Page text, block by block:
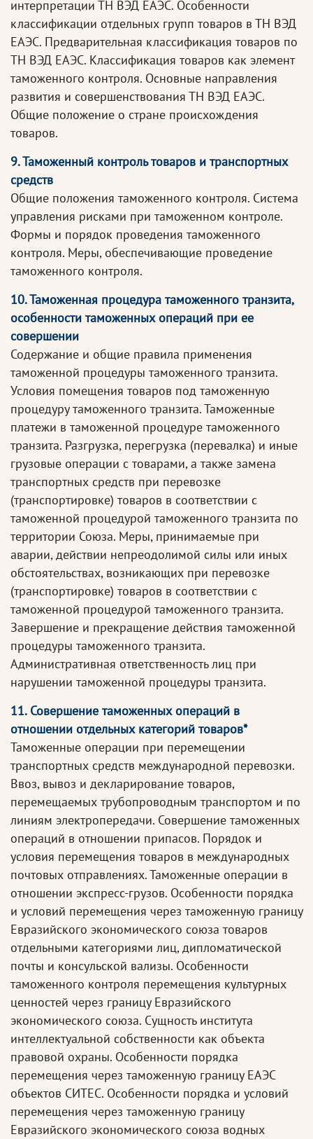
интерпретации ТН ВЭД ЕАЭС. Особенности
классификации отдельных групп товаров в ТН ВЭД
ЕАЭС. Предварительная классификация товаров по
ТН ВЭД ЕАЭС. Классификация товаров как элемент
таможенного контроля. Основные направления
развития и совершенствования ТН ВЭД ЕАЭС.
Общие положение о стране происхождения
товаров.
9. Таможенный контроль товаров и транспортных
средств
Общие положения таможенного контроля. Система
управления рисками при таможенном контроле.
Формы и порядок проведения таможенного
контроля. Меры, обеспечивающие проведение
таможенного контроля.
10. Таможенная процедура таможенного транзита,
особенности таможенных операций при ее
совершении
Содержание и общие правила применения
таможенной процедуры таможенного транзита.
Условия помещения товаров под таможенную
процедуру таможенного транзита. Таможенные
платежи в таможенной процедуре таможенного
транзита. Разгрузка, перегрузка (перевалка) и иные
грузовые операции с товарами, а также замена
транспортных средств при перевозке
(транспортировке) товаров в соответствии с
таможенной процедурой таможенного транзита по
территории Союза. Меры, принимаемые при
аварии, действии непреодолимой силы или иных
обстоятельствах, возникающих при перевозке
(транспортировке) товаров в соответствии с
таможенной процедурой таможенного транзита.
Завершение и прекращение действия таможенной
процедуры таможенного транзита.
Административная ответственность лиц при
нарушении таможенной процедуры транзита.
11. Совершение таможенных операций в
отношении отдельных категорий товаров*
Таможенные операции при перемещении
транспортных средств международной перевозки.
Ввоз, вывоз и декларирование товаров,
перемещаемых трубопроводным транспортом и по
линиям электропередачи. Совершение таможенных
операций в отношении припасов. Порядок и
условия перемещения товаров в международных
почтовых отправлениях. Таможенные операции в
отношении экспресс-грузов. Особенности порядка
и условий перемещения через таможенную границу
Евразийского экономического союза товаров
отдельными категориями лиц, дипломатической
почты и консульской вализы. Особенности
таможенного контроля перемещения культурных
ценностей через границу Евразийского
экономического союза. Сущность института
интеллектуальной собственности как объекта
правовой охраны. Особенности порядка
перемещения через таможенную границу ЕАЭС
объектов СИТЕС. Особенности порядка и условий
перемещения через таможенную границу
Евразийского экономического союза водных